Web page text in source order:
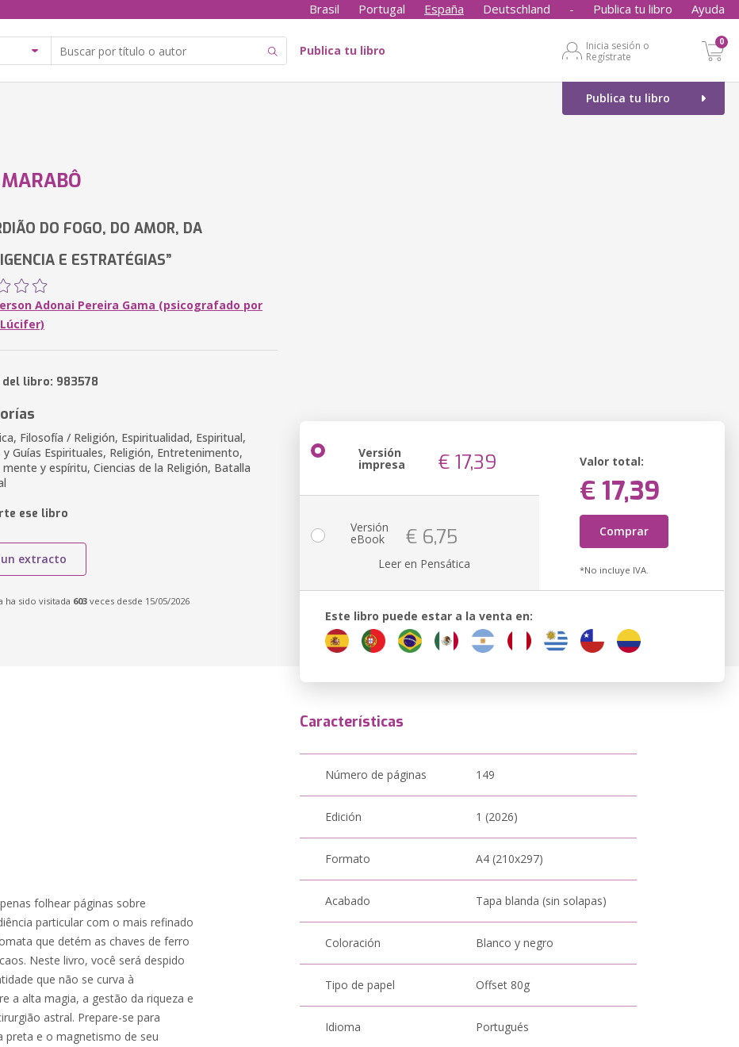
Brasil Portugal España Deutschland - Publica tu libro Ayuda
Publica tu libro
Inicia sesión o
Regístrate
0
Publica tu libro
DO FOGO, DO AMOR, DA
E ESTRATÉGIAS”
Adonai Pereira Gama (psicografado por
del libro: 983578
Filosofía / Religión, Espiritualidad, Espiritual,
y Guías Espirituales, Religión, Entretenimento,
mente y espíritu, Ciencias de la Religión, Batalla
ese libro
un extracto
ha sido visitada 603 veces desde 15/05/2026
Versión
impresa € 17,39 Valor total:
€ 17,39
Comprar
*No incluye IVA.
Versión
eBook € 6,75
Leer en Pensática
Este libro puede estar a la venta en:
folhear páginas sobre
particular com o mais refinado
que detém as chaves de ferro
Neste livro, você será despido
que não se curva à
a alta magia, a gestão da riqueza e
astral. Prepare-se para
preta e o magnetismo de seu
Características
Número de páginas 149
Edición 1 (2026)
Formato A4 (210x297)
Acabado Tapa blanda (sin solapas)
Coloración Blanco y negro
Tipo de papel Offset 80g
Idioma Portugués